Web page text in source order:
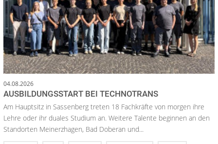
04.08.2026
AUSBILDUNGSSTART BEI TECHNOTRANS
Am Hauptsitz in Sassenberg treten 18 Fachkräfte von morgen ihre
Lehre oder ihr duales Studium an. Weitere Talente beginnen an den
Standorten Meinerzhagen, Bad Doberan und...